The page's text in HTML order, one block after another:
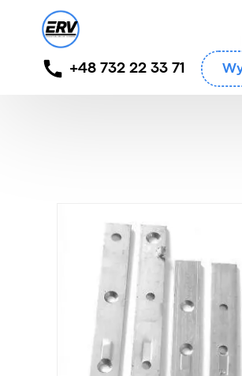
+48 732 22 33 71
Główny / Produkty / Klipsy